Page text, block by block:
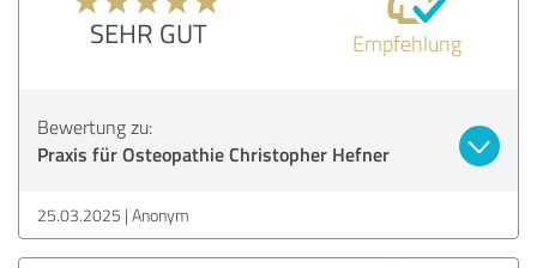
SEHR GUT Empfehlung
Bewertung zu:
Praxis für Osteopathie Christopher Hefner
25.03.2025 Anonym